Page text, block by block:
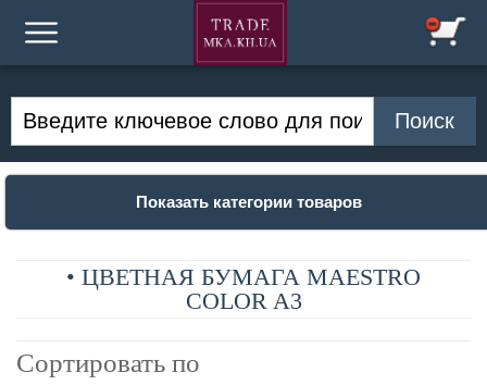
Показать категории товаров
• ЦВЕТНАЯ БУМАГА MAESTRO
COLOR A3
Сортировать по